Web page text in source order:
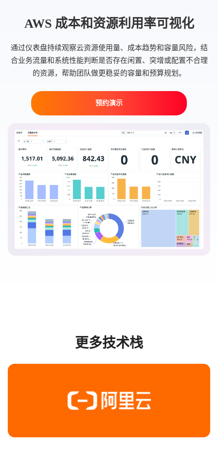
AWS 成本和资源利用率可视化
通过仪表盘持续观察云资源使用量、成本趋势和容量风险，结
合业务流量和系统性能判断是否存在闲置、突增或配置不合理
的资源，帮助团队做更稳妥的容量和预算规划。
预约演示
更多技术栈